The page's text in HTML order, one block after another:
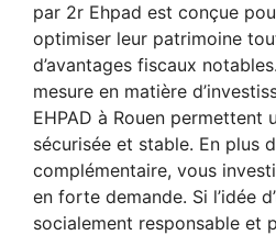
par 2r Ehpad est conçue
optimiser leur patrimoine
d’avantages fiscaux
mesure en matière
EHPAD à Rouen permettent
sécurisée et stable. En plus
complémentaire, vous
en forte demande. Si l’idée
socialement responsable et